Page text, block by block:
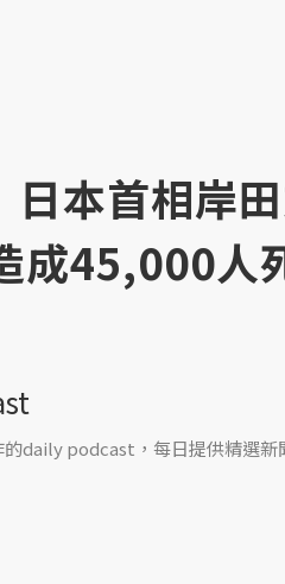
本首相岸
成45,000人
daily podcast，每日提供精選新